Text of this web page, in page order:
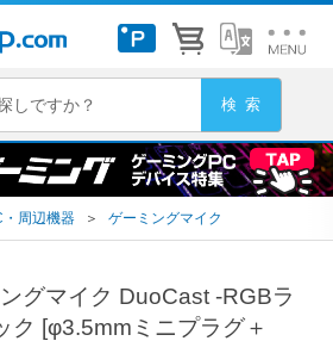
周辺機器 ＞ ゲーミングマイク
グマイク DuoCast ‐RGBラ
ク [φ3.5mmミニプラグ＋